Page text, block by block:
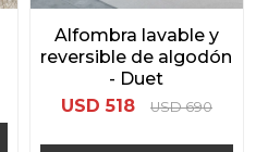
Alfombra lavable y
reversible de algodón
- Duet
USD 518 USD 690